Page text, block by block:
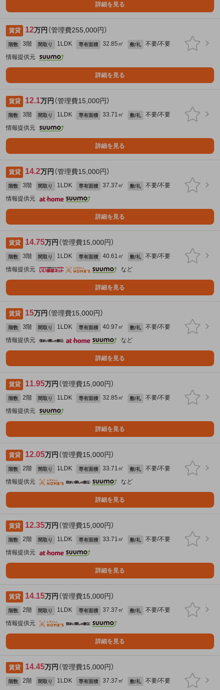
詳細を見る
賃貸 12万円 （管理費255,000円）
階数 3階 間取り 1LDK 専有面積 32.85㎡ 敷/礼
不要/不要
情報提供元
詳細を見る
賃貸 12.1万円 （管理費15,000円）
階数 3階 間取り 1LDK 専有面積 33.71㎡ 敷/礼
不要/不要
情報提供元
詳細を見る
賃貸 14.2万円 （管理費15,000円）
階数 3階 間取り 1LDK 専有面積 37.37㎡ 敷/礼
不要/不要
情報提供元
詳細を見る
賃貸 14.75万円 （管理費15,000円）
階数 3階 間取り 1LDK 専有面積 40.61㎡ 敷/礼
不要/不要
情報提供元
など
詳細を見る
賃貸 15万円 （管理費15,000円）
階数 3階 間取り 1LDK 専有面積 40.97㎡ 敷/礼
不要/不要
情報提供元
など
詳細を見る
賃貸 11.95万円 （管理費15,000円）
階数 2階 間取り 1LDK 専有面積 32.85㎡ 敷/礼
不要/不要
情報提供元
詳細を見る
賃貸 12.05万円 （管理費15,000円）
階数 2階 間取り 1LDK 専有面積 33.71㎡ 敷/礼
不要/不要
情報提供元
など
詳細を見る
賃貸 12.35万円 （管理費15,000円）
階数 2階 間取り 1LDK 専有面積 33.71㎡ 敷/礼
不要/不要
情報提供元
詳細を見る
賃貸 14.15万円 （管理費15,000円）
階数 2階 間取り 1LDK 専有面積 37.37㎡ 敷/礼
不要/不要
情報提供元
詳細を見る
賃貸 14.45万円 （管理費15,000円）
階数 2階 間取り 1LDK 専有面積 37.37㎡ 敷/礼
不要/不要